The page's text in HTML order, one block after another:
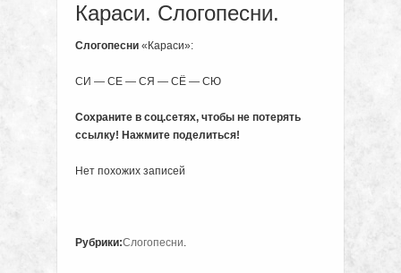
Караси. Слогопесни.
Слогопесни «Караси»:
СИ — СЕ — СЯ — СЁ — СЮ
Сохраните в соц.сетях, чтобы не потерять
ссылку! Нажмите поделиться!
Нет похожих записей
Рубрики:Слогопесни.